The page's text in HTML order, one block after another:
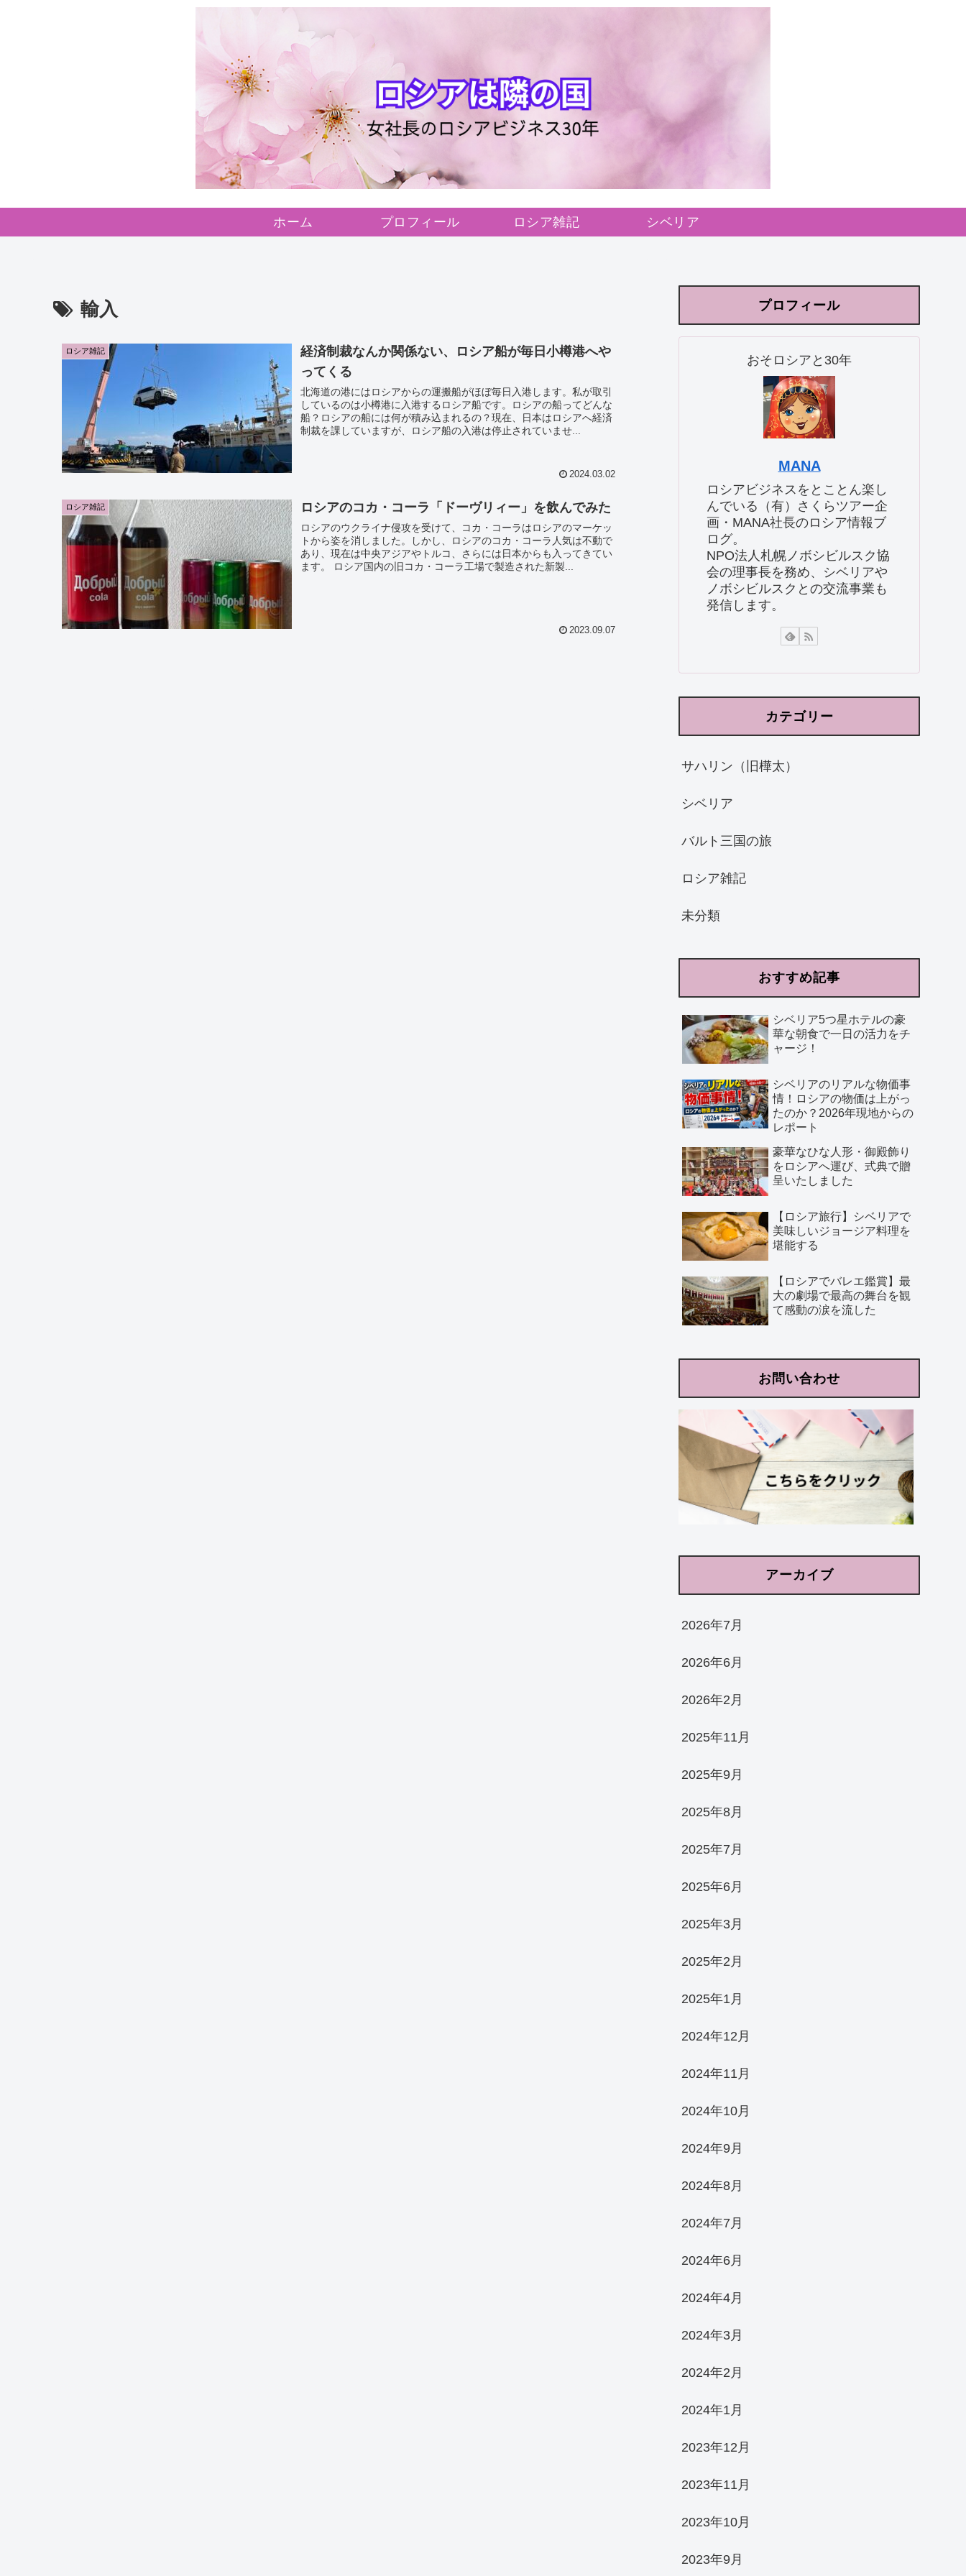
ホーム プロフィール ロシア雑記 シベリア
輸入
ロシア雑記
経済制裁なんか関係ない、ロシア船が毎日小樽港へや
ってくる
北海道の港にはロシアからの運搬船がほぼ毎日入港します。私が取引
しているのは小樽港に入港するロシア船です。ロシアの船ってどんな
船？ロシアの船には何が積み込まれるの？現在、日本はロシアへ経済
制裁を課していますが、ロシア船の入港は停止されていませ...
2024.03.02
ロシア雑記 ロシアのコカ・コーラ「ドーヴリィー」を飲んでみた
ロシアのウクライナ侵攻を受けて、コカ・コーラはロシアのマーケッ
トから姿を消しました。しかし、ロシアのコカ・コーラ人気は不動で
あり、現在は中央アジアやトルコ、さらには日本からも入ってきてい
ます。 ロシア国内の旧コカ・コーラ工場で製造された新製...
2023.09.07
プロフィール
おそロシアと30年
MANA
ロシアビジネスをとことん楽し
んでいる（有）さくらツアー企
画・MANA社長のロシア情報ブ
ログ。
NPO法人札幌ノボシビルスク協
会の理事長を務め、シベリアや
ノボシビルスクとの交流事業も
発信します。
カテゴリー
サハリン（旧樺太）
シベリア
バルト三国の旅
ロシア雑記
未分類
おすすめ記事
シベリア5つ星ホテルの豪
華な朝食で一日の活力をチ
ャージ！
シベリアのリアルな物価事
情！ロシアの物価は上がっ
たのか？2026年現地からの
レポート
豪華なひな人形・御殿飾り
をロシアへ運び、式典で贈
呈いたしました
【ロシア旅行】シベリアで
美味しいジョージア料理を
堪能する
【ロシアでバレエ鑑賞】最
大の劇場で最高の舞台を観
て感動の涙を流した
お問い合わせ
アーカイブ
2026年7月
2026年6月
2026年2月
2025年11月
2025年9月
2025年8月
2025年7月
2025年6月
2025年3月
2025年2月
2025年1月
2024年12月
2024年11月
2024年10月
2024年9月
2024年8月
2024年7月
2024年6月
2024年4月
2024年3月
2024年2月
2024年1月
2023年12月
2023年11月
2023年10月
2023年9月